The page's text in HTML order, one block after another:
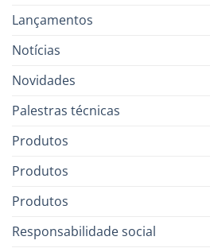
Lançamentos
Notícias
Novidades
Palestras técnicas
Produtos
Produtos
Produtos
Responsabilidade social